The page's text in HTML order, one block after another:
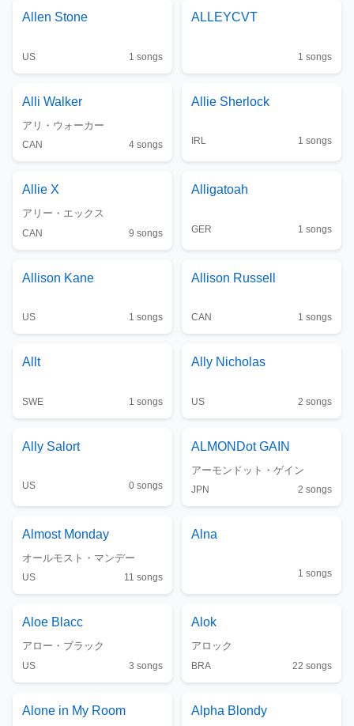
Allen Stone
US 1 songs
ALLEYCVT
1 songs
Alli Walker
アリ・ウォーカー
CAN 4 songs
Allie Sherlock
IRL 1 songs
Allie X
アリー・エックス
CAN 9 songs
Alligatoah
GER 1 songs
Allison Kane
US 1 songs
Allison Russell
CAN 1 songs
Allt
SWE 1 songs
Ally Nicholas
US 2 songs
Ally Salort
US 0 songs
ALMONDot GAIN
アーモンドット・ゲイン
JPN 2 songs
Almost Monday
オールモスト・マンデー
US 11 songs
Alna
1 songs
Aloe Blacc
アロー・ブラック
US 3 songs
Alok
アロック
BRA 22 songs
Alone in My Room Alpha Blondy